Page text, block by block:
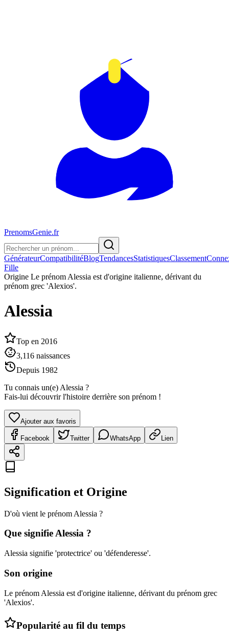
PrenomsGenie.fr
GénérateurCompatibilitéBlogTendancesStatistiquesClassement
Fille
Origine Le prénom Alessia est d'origine italienne, dérivant du
prénom grec 'Alexios'.
Alessia
Top en 2016
3,116 naissances
Depuis 1982
Tu connais un(e) Alessia ?
Fais-lui découvrir l'histoire derrière son prénom !
Ajouter aux favoris
Facebook Twitter WhatsApp Lien
Signification et Origine
D'où vient le prénom Alessia ?
Que signifieAlessia ?
Alessia signifie 'protectrice' ou 'défenderesse'.
Son origine
Le prénom Alessia est d'origine italienne, dérivant du prénom grec
'Alexios'.
Popularité au fil du temps